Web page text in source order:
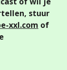
stuur
xxl.com of